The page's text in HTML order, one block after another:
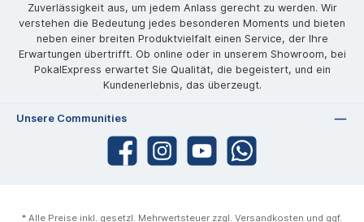
Zuverlässigkeit aus, um jedem Anlass gerecht zu werden. Wir
verstehen die Bedeutung jedes besonderen Moments und bieten
neben einer breiten Produktvielfalt einen Service, der Ihre
Erwartungen übertrifft. Ob online oder in unserem Showroom, bei
PokalExpress erwartet Sie Qualität, die begeistert, und ein
Kundenerlebnis, das überzeugt.
Unsere Communities
* Alle Preise inkl. gesetzl. Mehrwertsteuer zzgl. Versandkosten und ggf.